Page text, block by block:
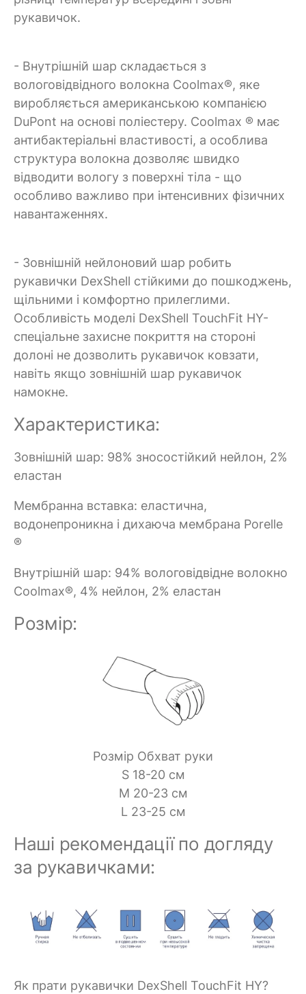
рукавичок.
- Внутрішній шар складається з
вологовідвідного волокна Coolmax®, яке
виробляється американською компанією
DuPont на основі поліестеру. Coolmax ® має
антибактеріальні властивості, а особлива
структура волокна дозволяє швидко
відводити вологу з поверхні тіла - що
особливо важливо при інтенсивних фізичних
навантаженнях.
- Зовнішній нейлоновий шар робить
рукавички DexShell стійкими до пошкоджень,
щільними і комфортно прилеглими.
Особливість моделі DexShell TouchFit HY-
спеціальне захисне покриття на стороні
долоні не дозволить рукавичок ковзати,
навіть якщо зовнішній шар рукавичок
намокне.
Характеристика:
Зовнішній шар: 98% зносостійкий нейлон, 2%
еластан
Мембранна вставка: еластична,
водонепроникна і дихаюча мембрана Porelle
®
Внутрішній шар: 94% вологовідвідне волокно
Coolmax®, 4% нейлон, 2% еластан
Розмір:
Розмір Обхват руки
S 18-20 см
M 20-23 см
L 23-25 см
Наші рекомендації по догляду
за рукавичками:
Як прати рукавички DexShell TouchFit HY?